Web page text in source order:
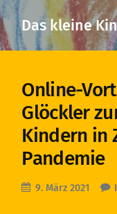
Das kleine
Online-
Glöckler
Kindern in
Pandemie
9. März 2021